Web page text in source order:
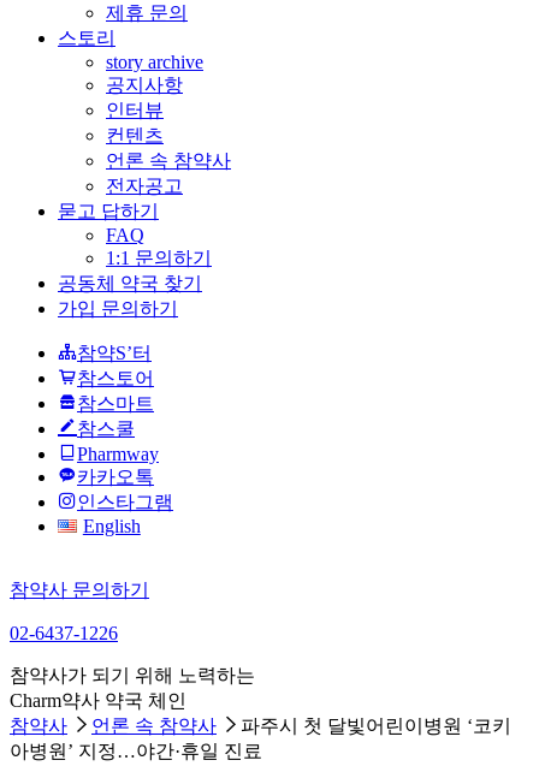
제휴 문의
스토리
story archive
공지사항
인터뷰
컨텐츠
언론 속 참약사
전자공고
묻고 답하기
FAQ
1:1 문의하기
공동체 약국 찾기
가입 문의하기
참약S’터
참스토어
참스마트
참스쿨
Pharmway
카카오톡
인스타그램
English
참약사 문의하기
02-6437-1226
참약사가 되기 위해 노력하는
Charm약사 약국 체인
참약사
언론 속 참약사
파주시 첫 달빛어린이병원 ‘코키
아병원’ 지정…야간·휴일 진료